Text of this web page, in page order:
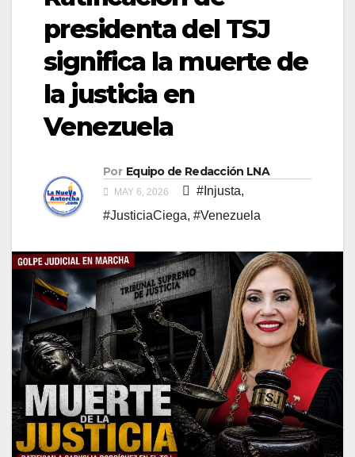
presidenta del TSJ
significa la muerte de
la justicia en
Venezuela
Por Equipo de Redacción LNA
MAY 6, 2026 #Injusta,
#JusticiaCiega, #Venezuela